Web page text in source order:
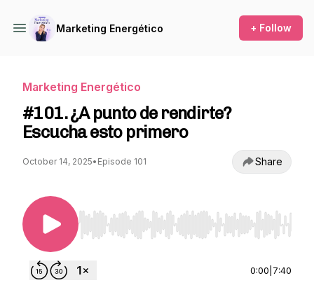
Marketing Energético + Follow
Marketing Energético
#101. ¿A punto de rendirte?
Escucha esto primero
October 14, 2025• Episode 101 Share
Use Left/Right to seek, Home/End to jump to
0:00 7:40